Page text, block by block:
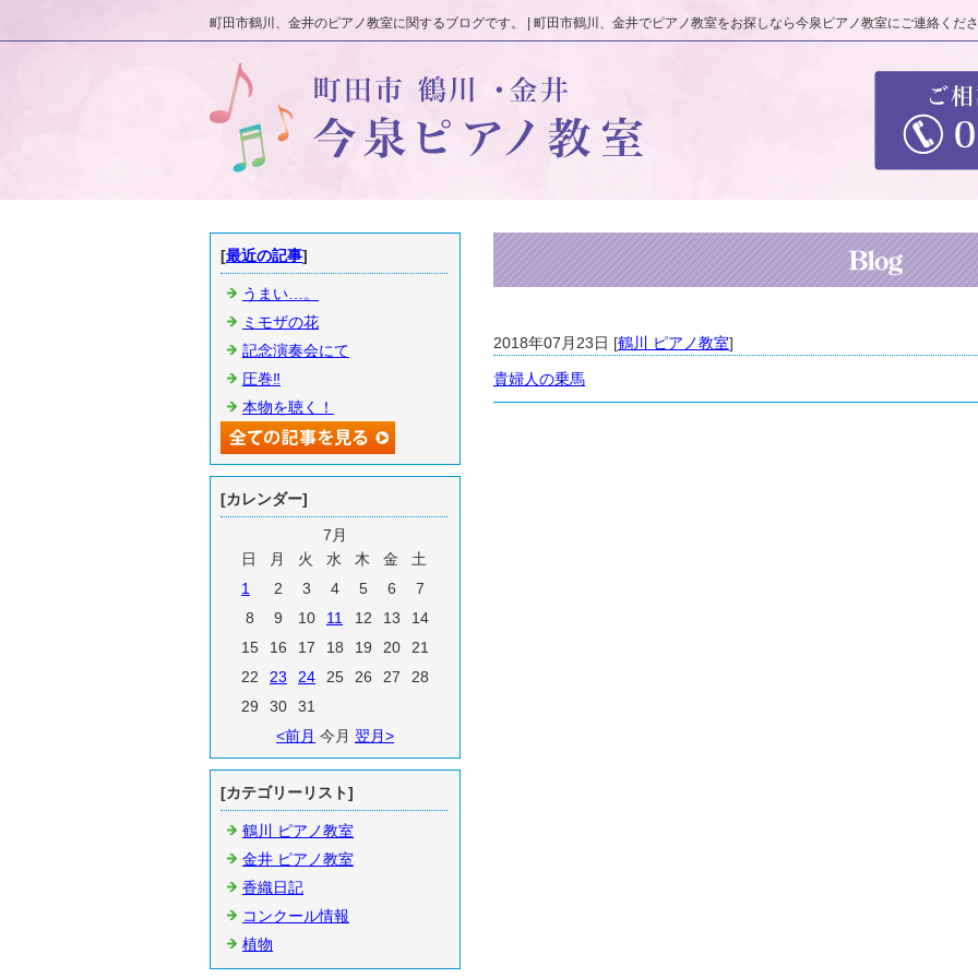
町田市鶴川、金井のピアノ教室に関するブログです。 | 町田市鶴川、金井でピアノ教室をお探しなら今泉ピアノ教室にご連絡くだ
2018年07月23日 [鶴川 ピアノ教室]
貴婦人の乗馬
[最近の記事]
うまい…。
ミモザの花
記念演奏会にて
圧巻‼️
本物を聴く！
[カレンダー]
7月
日
月 火 水 木 金
土
1
2 3 4 5 6
7
8
9 10 11 12 13
14
15
16 17 18 19 20
21
22
23 24 25 26 27
28
29
30
31
<前月 今月 翌月>
[カテゴリーリスト]
鶴川 ピアノ教室
金井 ピアノ教室
香織日記
コンクール情報
植物